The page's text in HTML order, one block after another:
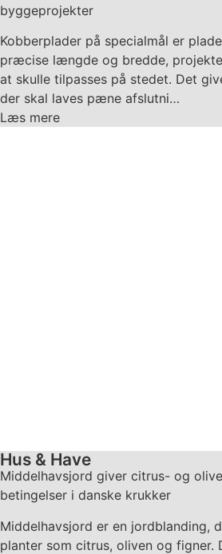
byggeprojekter
Kobberplader på specialmål er
præcise længde og bredde,
at skulle tilpasses på stedet. Det
der skal laves pæne afslutni…
Læs mere
Hus & Have
Middelhavsjord giver citrus- og
betingelser i danske krukker
Middelhavsjord er en jordblanding,
planter som citrus, oliven og figner.